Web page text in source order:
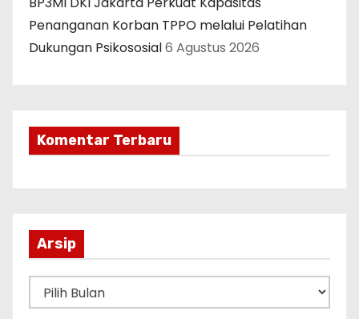
Penanganan Korban TPPO melalui Pelatihan
Dukungan Psikososial6 Agustus 2026
Komentar Terbaru
Arsip
r